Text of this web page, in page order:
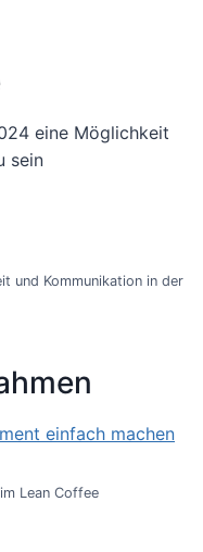
eine Möglichkeit
sein
und Kommunikation in der
einfach machen
Lean Coffee